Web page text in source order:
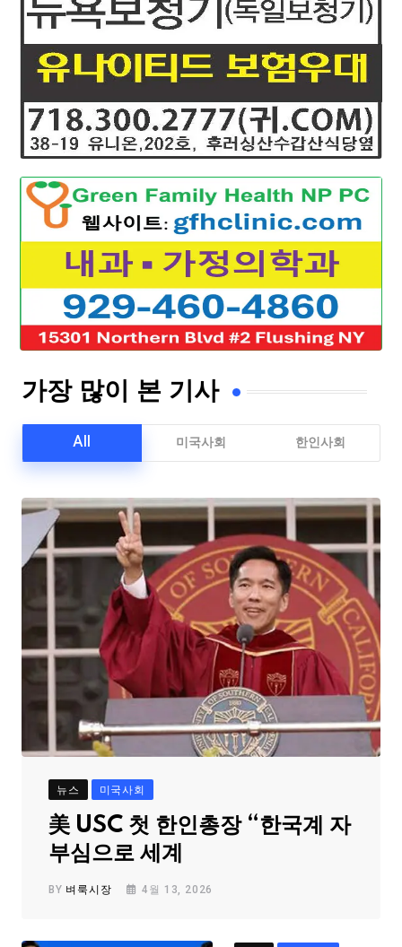
가장 많이 본 기사
All 미국사회 한인사회
뉴스 미국사회
美 USC 첫 한인총장 “한국계 자
부심으로 세계
BY 벼룩시장 4월 13, 2026